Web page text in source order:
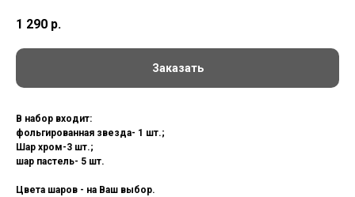
1 290 р.
Заказать
В набор входит:
фольгированная звезда- 1 шт.;
Шар хром-3 шт.;
шар пастель- 5 шт.
Цвета шаров - на Ваш выбор.